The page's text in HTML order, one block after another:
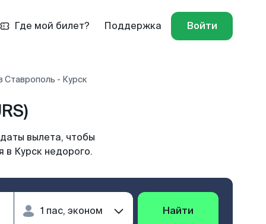
Где мой билет? Поддержка Войти
Ставрополь - Курск
вылета, чтобы
в Курск недорого.
Найти